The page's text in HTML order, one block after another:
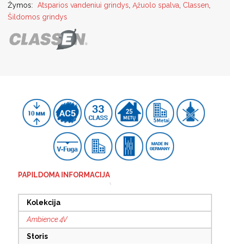
Žymos:
Atsparios vandeniui grindys Ąžuolo spalva Classen
Šildomos grindys
PAPILDOMA INFORMACIJA
Kolekcija
Ambience 4V
Storis